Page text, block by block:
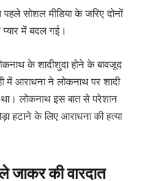
सोशल मीडिया के जरिए दोनों
प्यार में बदल गई।
के शादीशुदा होने के बावजूद
में आराधना ने लोकनाथ पर शादी
लोकनाथ इस बात से परेशान
हटाने के लिए आराधना की हत्या
जाकर की वारदात